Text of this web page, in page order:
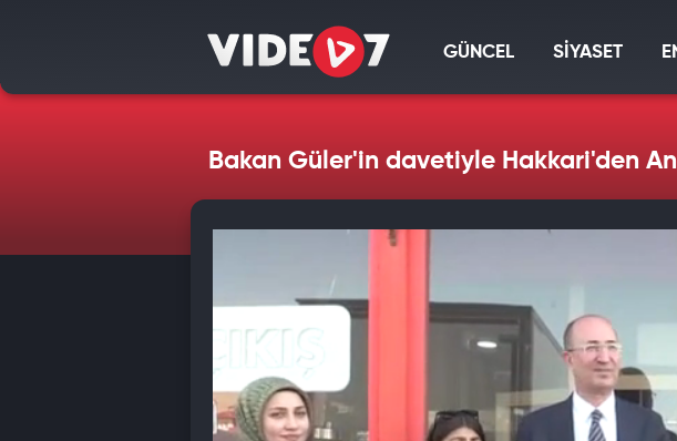
GÜNCEL SİYASET
Bakan Güler'in davetiyle Hakkari'den